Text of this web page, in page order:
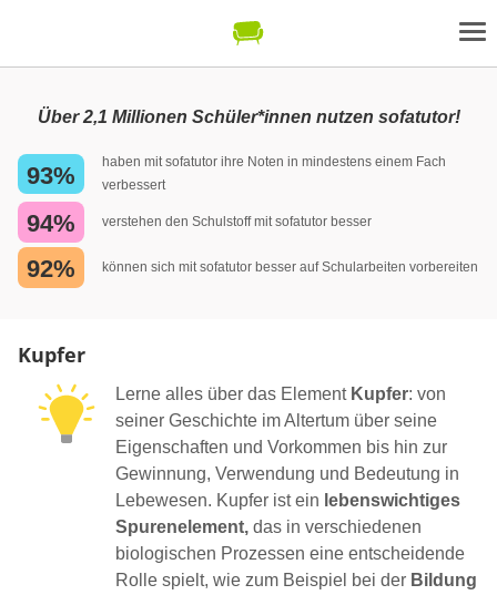
Über 2,1 Millionen Schüler*innen nutzen sofatutor!
93%
haben mit sofatutor ihre Noten in mindestens einem Fach
verbessert
94% verstehen den Schulstoff mit sofatutor besser
92% können sich mit sofatutor besser auf Schularbeiten vorbereiten
Kupfer
Lerne alles über das Element Kupfer: von
seiner Geschichte im Altertum über seine
Eigenschaften und Vorkommen bis hin zur
Gewinnung, Verwendung und Bedeutung in
Lebewesen. Kupfer ist ein lebenswichtiges
Spurenelement, das in verschiedenen
biologischen Prozessen eine entscheidende
Rolle spielt, wie zum Beispiel bei der Bildung